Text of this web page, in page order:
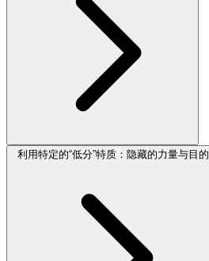
利用特定的“低分”特质：隐藏的力量与目的